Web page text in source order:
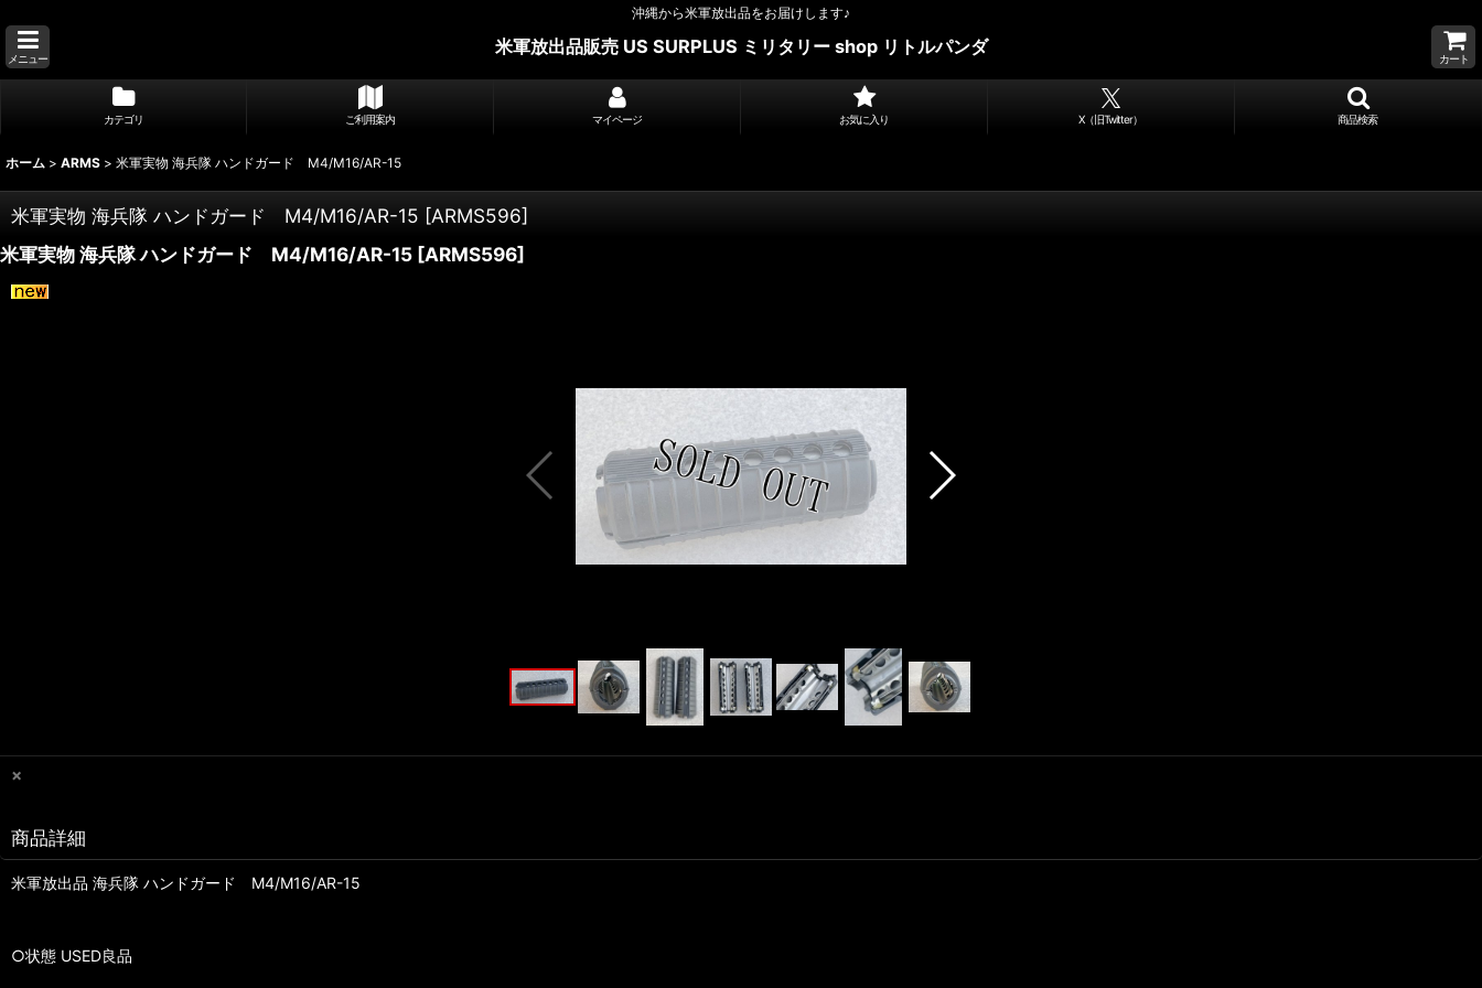
沖縄から米軍放出品をお届けします♪
メニュー
米軍放出品販売 US SURPLUS ミリタリー shop リトルパンダ
カート
カテゴリ ご利用案内 マイページ お気に入り X（旧Twitter） 商品検索
ホーム > ARMS > 米軍実物 海兵隊 ハンドガード M4/M16/AR-15
米軍実物 海兵隊 ハンドガード M4/M16/AR-15 [ARMS596]
米軍実物 海兵隊 ハンドガード M4/M16/AR-15 [ARMS596]
×
商品詳細
米軍放出品 海兵隊 ハンドガード M4/M16/AR-15
○状態 USED良品